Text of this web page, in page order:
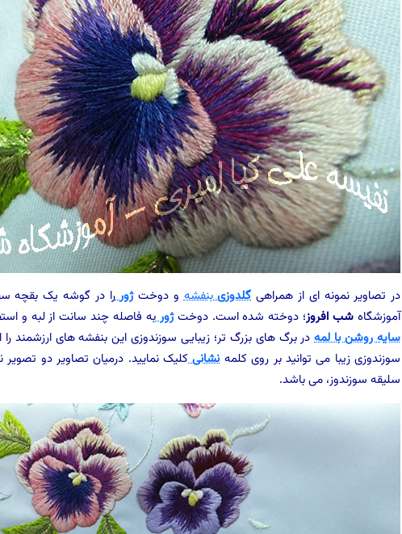
در تصاویر نمونه ای از همراهی گلدوزیبنفشهو دوختژور را در گوشه یک بقچه
آموزشگاه شب افروز؛ دوخته شده است. دوختژور به فاصله چند سانت از لبه و
سایه روشن با لمهدر برگ های بزرگ تر؛ زیبایی سوزندوزی این بنفشه های ارزشمند
سوزندوزی زیبا می توانید بر روی کلمه نشانی کلیک نمایید. درمیان تصاویر دو تصویر
سلیقه سوزندوز، می باشد.